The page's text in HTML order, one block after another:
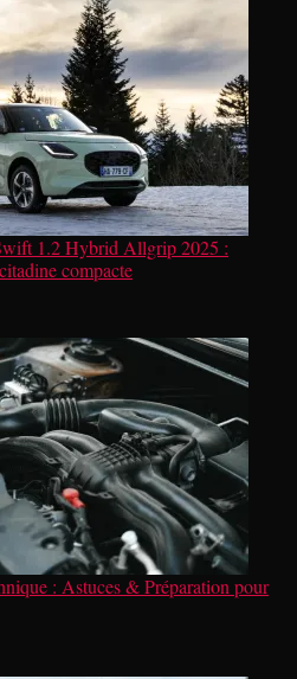
1.2 Hybrid Allgrip 2025 :
compacte
: Astuces & Préparation pour